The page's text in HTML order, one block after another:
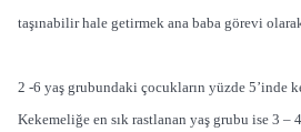
taşınabilir hale getirmek ana baba görevi
2 -6 yaş grubundaki çocukların yüzde 5’inde
Kekemeliğe en sık rastlanan yaş grubu ise 3 –